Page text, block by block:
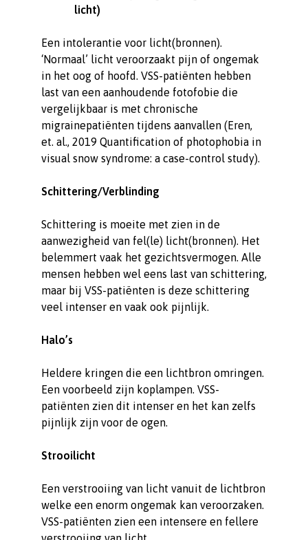
licht)
Een intolerantie voor licht(bronnen).
‘Normaal’ licht veroorzaakt pijn of ongemak
in het oog of hoofd. VSS-patiënten hebben
last van een aanhoudende fotofobie die
vergelijkbaar is met chronische
migrainepatiënten tijdens aanvallen (Eren,
et. al., 2019 Quantification of photophobia in
visual snow syndrome: a case-control study).
Schittering/Verblinding
Schittering is moeite met zien in de
aanwezigheid van fel(le) licht(bronnen). Het
belemmert vaak het gezichtsvermogen. Alle
mensen hebben wel eens last van schittering,
maar bij VSS-patiënten is deze schittering
veel intenser en vaak ook pijnlijk.
Halo’s
Heldere kringen die een lichtbron omringen.
Een voorbeeld zijn koplampen. VSS-
patiënten zien dit intenser en het kan zelfs
pijnlijk zijn voor de ogen.
Strooilicht
Een verstrooiing van licht vanuit de lichtbron
welke een enorm ongemak kan veroorzaken.
VSS-patiënten zien een intensere en fellere